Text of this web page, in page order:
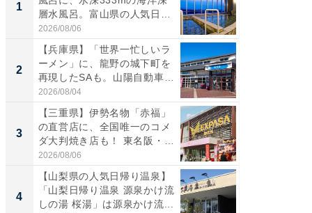
1
層水風呂。富山県の人気日
帰...
2026/08/06
2
【兵庫県】「世界一忙しいラ
ーメン」に、龍野の城下町を
再現したSAも。山陽自動車
道...
2026/08/04
3
【三重県】伊勢名物「赤福」
の直営店に、全国唯一のコメ
ダ大判焼き店も！ 東名阪・
伊...
2026/08/06
4
【山梨県の人気日帰り温泉】
「山梨日帰り温泉 源泉かけ流
しの湯 桜湯」は源泉かけ流...